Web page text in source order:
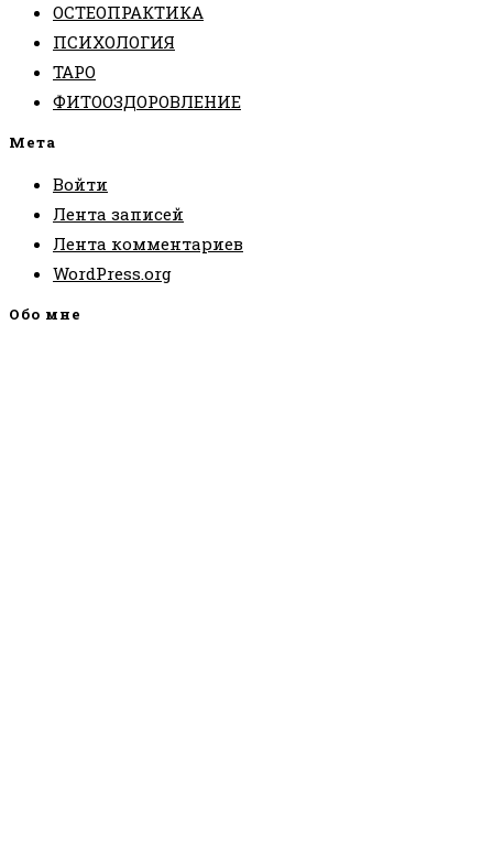
ОСТЕОПРАКТИКА
ПСИХОЛОГИЯ
ТАРО
ФИТООЗДОРОВЛЕНИЕ
Мета
Войти
Лента записей
Лента комментариев
WordPress.org
Обо мне